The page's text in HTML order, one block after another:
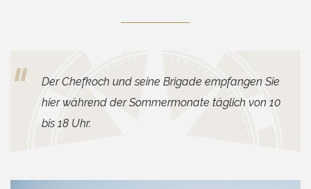
Der Chefkoch und seine Brigade empfangen Sie
hier während der Sommermonate täglich von 10
bis 18 Uhr.